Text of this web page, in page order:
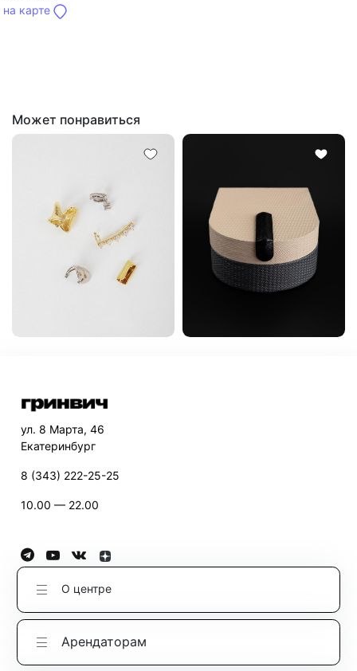
на карте
Может понравиться
ул. 8 Марта, 46
Екатеринбург
8 (343) 222-25-25
10.00 — 22.00
О центре
Арендаторам